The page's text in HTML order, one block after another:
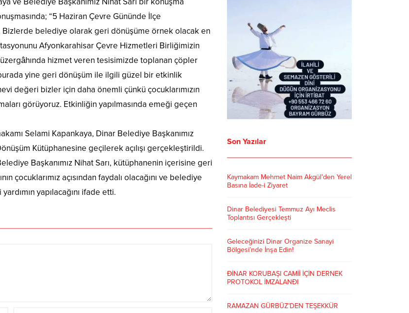
“5 Haziran Çevre Gününde İlçe
Bizlerde belediye olarak geri dönüşüme örnek olacak en
Afyonkarahisar Çevre Hizmetleri Birliğimizin
hizmet veren tesisimizde toplanan çöpler
yine geri dönüşüm ile ilgili güzel bir etkinlik
değeri bizler için daha önemli çünkü çocuklarımızın
görüyoruz. Etkinliğin yapılmasında emeği geçen
Selami Kapankaya, Dinar Belediye Başkanımız
Kütüphanesine geçilerek açılışı gerçekleştirildi.
Başkanımız Nihat Sarı, kütüphanenin içerisine geri
çocuklarımız açısından faydalı olacağını ve belediye
yapılacağını ifade etti.
Son Yazılar
Kaymakam Mehmet Naim Akgül’den Yerel
Basına İade-i Ziyaret
Dinar Belediyesi Temmuz Ayı Meclis
Toplantısı Gerçekleşti
Geleceğinizi Dinar Organize Sanayi
Bölgesi’nde İnşa Edin!
ÐİNAR KORUBAŞI CAMİİ İÇİN DERNEK
PROTOKOL İMZALANÐI
RAMAZAN GÜRBÜZ’DEN TEŞEKKÜR